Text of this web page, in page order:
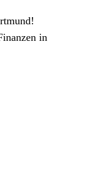
in